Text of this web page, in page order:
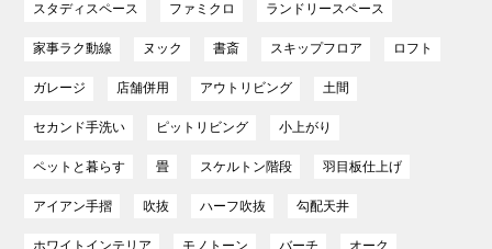
スタディスペース ファミクロ ランドリースペース
家事ラク動線 ヌック 書斎 スキップフロア ロフト
ガレージ 店舗併用 アウトリビング 土間
セカンド手洗い ピットリビング 小上がり
ペットと暮らす 畳 スケルトン階段 羽目板仕上げ
アイアン手摺 吹抜 ハーフ吹抜 勾配天井
ホワイトインテリア モノトーン バーチ オーク